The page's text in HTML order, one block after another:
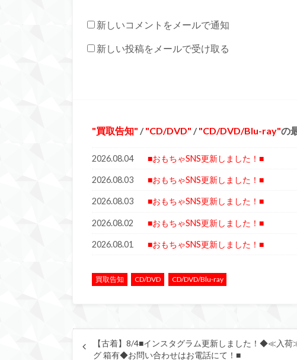
新しいコメントをメールで通知
新しい投稿をメールで受け取る
買取告知 / CD/DVD / CD/DVD/Blu-ray の
2026.08.04 ■おもちゃSNS更新しました！■
2026.08.03 ■おもちゃSNS更新しました！■
2026.08.03 ■おもちゃSNS更新しました！■
2026.08.02 ■おもちゃSNS更新しました！■
2026.08.01 ■おもちゃSNS更新しました！■
買取告知 CD/DVD CD/DVD/Blu-ray
【古着】8/4■インスタグラム更新しました！◆≪入荷
グ 箱有◆お問い合わせはお電話にて！■